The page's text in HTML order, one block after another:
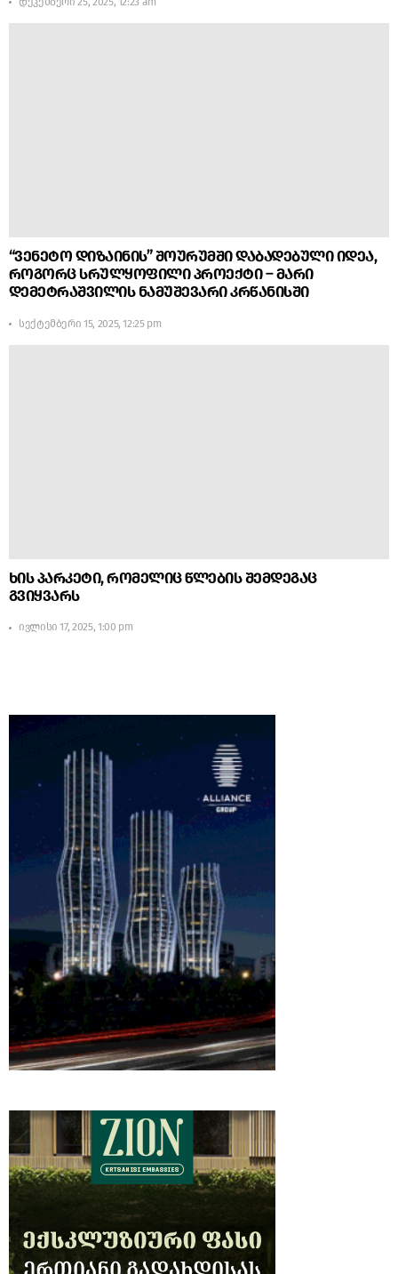
“ვენეტო დიზაინის” შოურუმში დაბადებული იდეა,
როგორც სრულყოფილი პროექტი – მარი
დემეტრაშვილის ნამუშევარი კრწანისში
სექტემბერი 15, 2025, 12:25 pm
ხის პარკეტი, რომელიც წლების შემდეგაც
გვიყვარს
ივლისი 17, 2025, 1:00 pm